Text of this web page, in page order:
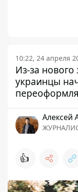
10:22, 24 апреля
Из-за
украинцы
Алексей
👍